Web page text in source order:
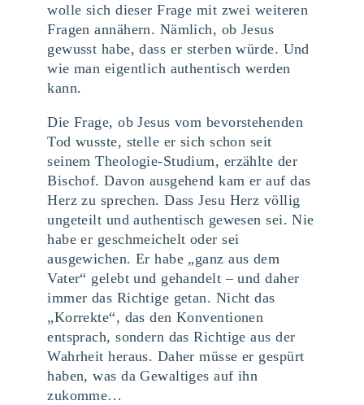
wolle sich dieser Frage mit zwei weiteren
Fragen annähern. Nämlich, ob Jesus
gewusst habe, dass er sterben würde. Und
wie man eigentlich authentisch werden
kann.
Die Frage, ob Jesus vom bevorstehenden
Tod wusste, stelle er sich schon seit
seinem Theologie-Studium, erzählte der
Bischof. Davon ausgehend kam er auf das
Herz zu sprechen. Dass Jesu Herz völlig
ungeteilt und authentisch gewesen sei. Nie
habe er geschmeichelt oder sei
ausgewichen. Er habe „ganz aus dem
Vater“ gelebt und gehandelt – und daher
immer das Richtige getan. Nicht das
„Korrekte“, das den Konventionen
entsprach, sondern das Richtige aus der
Wahrheit heraus. Daher müsse er gespürt
haben, was da Gewaltiges auf ihn
zukomme…